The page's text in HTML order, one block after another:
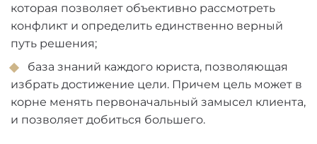
которая позволяет объективно рассмотреть
конфликт и определить единственно верный
путь решения;
база знаний каждого юриста, позволяющая
избрать достижение цели. Причем цель может в
корне менять первоначальный замысел клиента,
и позволяет добиться большего.